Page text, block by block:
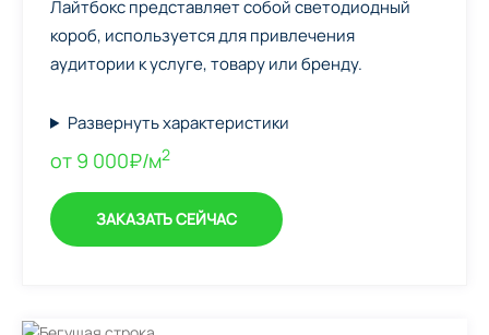
Лайтбокс представляет собой светодиодный
короб, используется для привлечения
аудитории к услуге, товару или бренду.
Развернуть характеристики
от 9 000₽/м2
ЗАКАЗАТЬ СЕЙЧАС